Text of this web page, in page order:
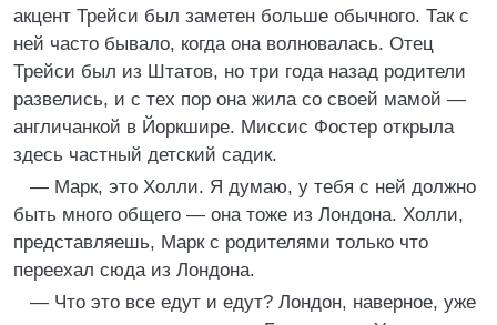
акцент Трейси был заметен больше обычного. Так с
ней часто бывало, когда она волновалась. Отец
Трейси был из Штатов, но три года назад родители
развелись, и с тех пор она жила со своей мамой —
англичанкой в Йоркшире. Миссис Фостер открыла
здесь частный детский садик.
— Марк, это Холли. Я думаю, у тебя с ней должно
быть много общего — она тоже из Лондона. Холли,
представляешь, Марк с родителями только что
переехал сюда из Лондона.
— Что это все едут и едут? Лондон, наверное, уже